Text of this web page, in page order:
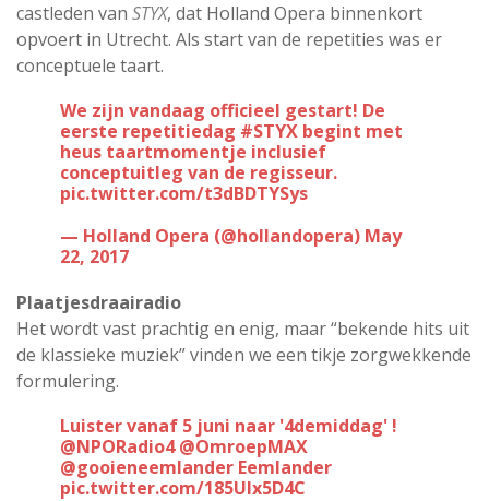
castleden van STYX, dat Holland Opera binnenkort
opvoert in Utrecht. Als start van de repetities was er
conceptuele taart.
We zijn vandaag officieel gestart! De
eerste repetitiedag #STYX begint met
heus taartmomentje inclusief
conceptuitleg van de regisseur.
pic.twitter.com/t3dBDTYSys
— Holland Opera (@hollandopera) May
22, 2017
Plaatjesdraairadio
Het wordt vast prachtig en enig, maar “bekende hits uit
de klassieke muziek” vinden we een tikje zorgwekkende
formulering.
Luister vanaf 5 juni naar '4demiddag' !
@NPORadio4 @OmroepMAX
@gooieneemlander Eemlander
pic.twitter.com/185UIx5D4C